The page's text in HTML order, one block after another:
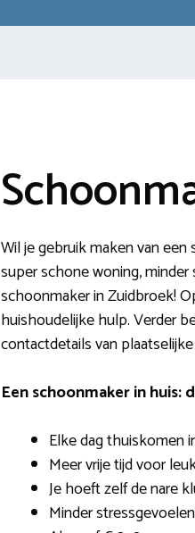
Wil je gebruik maken van
super schone woning,
schoonmaker in Zuidbroek!
huishoudelijke hulp. Verder
contactdetails van
Een schoonmaker in
Elke dag thuiskomen
Meer vrije tijd voor
Je hoeft zelf de nare
Minder